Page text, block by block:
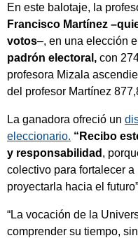
En este balotaje, la
Francisco Martínez
votos–, en una elección
padrón electoral, con
profesora Mizala
del profesor Martínez
La ganadora ofreció un
eleccionario. “Recibo
y responsabilidad ,
colectivo para fortalecer
proyectarla hacia el
“La vocación de la
comprender su tiempo,